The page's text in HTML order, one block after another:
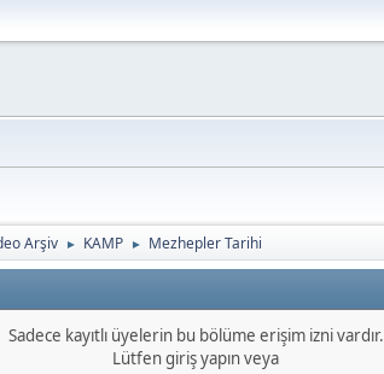
Arşiv ► KAMP ► Mezhepler Tarihi
Sadece kayıtlı üyelerin bu bölüme erişim izni vardır.
Lütfen giriş yapın veya